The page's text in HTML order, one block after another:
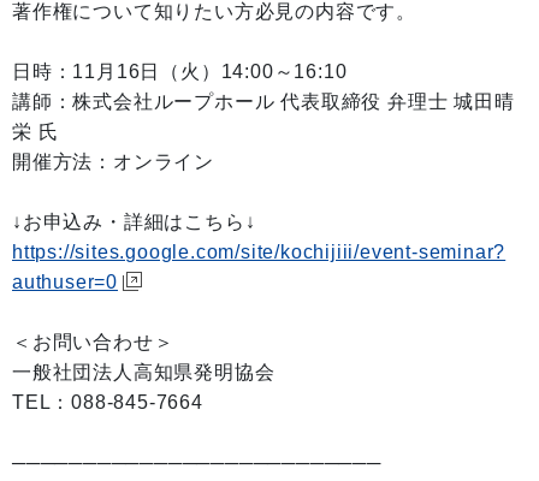
著作権について知りたい方必見の内容です。
日時：11月16日（火）14:00～16:10
講師：株式会社ループホール 代表取締役 弁理士 城田晴
栄 氏
開催方法：オンライン
↓お申込み・詳細はこちら↓
https://sites.google.com/site/kochijiii/event-seminar?
authuser=0
＜お問い合わせ＞
一般社団法人高知県発明協会
TEL：088-845-7664
──────────────────────────